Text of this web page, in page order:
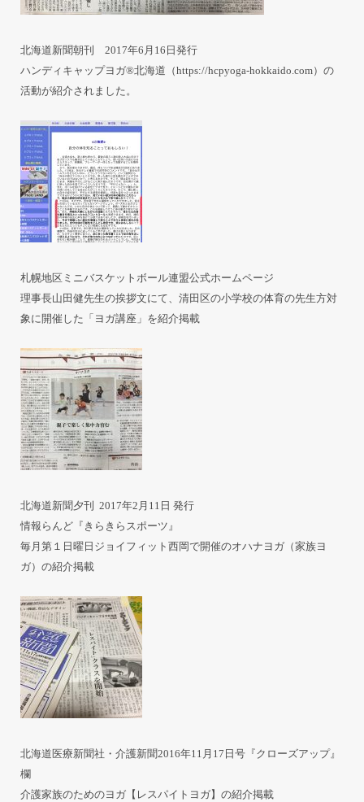
北海道新聞朝刊 2017年6月16日発行
ハンディキャップヨガ®北海道（https://hcpyoga-hokkaido.com）の
活動が紹介されました。
札幌地区ミニバスケットボール連盟公式ホームページ
理事長山田健先生の挨拶文にて、清田区の小学校の体育の先生方対
象に開催した「ヨガ講座」を紹介掲載
北海道新聞夕刊 2017年2月11日 発行
情報らんど『きらきらスポーツ』
毎月第１日曜日ジョイフィット西岡で開催のオハナヨガ（家族ヨ
ガ）の紹介掲載
北海道医療新聞社・介護新聞2016年11月17日号『クローズアップ』
欄
介護家族のためのヨガ【レスパイトヨガ】の紹介掲載